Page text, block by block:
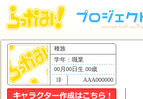
種族
学年：職業
00月00日生 00歳
AAA000000